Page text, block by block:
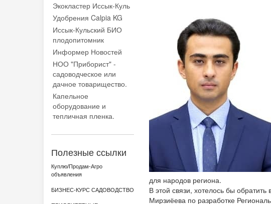
Экокластер Иссык-Куль
Удобрения Calpia KG
Иссык-Кульский БИО
плодопитомник
Информер Новостей
НОО "Приборист" -
садоводческое или
дачное товарищество.
Капельное
оборудование и
тепличная пленка.
Полезные ссылки
Куплю/Продам-Агро
объявления
БИЗНЕС-КУРС САДОВОДСТВО
для народов региона.
В этой связи, хотелось бы
Мирзиёева по разработке